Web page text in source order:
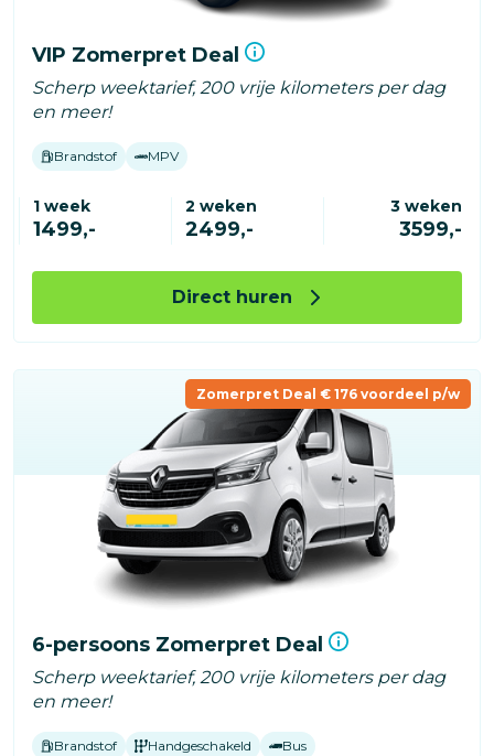
VIP Zomerpret Deal
Scherp weektarief, 200 vrije kilometers per dag
en meer!
Brandstof MPV
1 week
1499,-
2 weken
2499,-
3 weken
3599,-
Direct huren
Zomerpret Deal € 176 voordeel p/w
6-persoons Zomerpret Deal
Scherp weektarief, 200 vrije kilometers per dag
en meer!
Brandstof Handgeschakeld Bus